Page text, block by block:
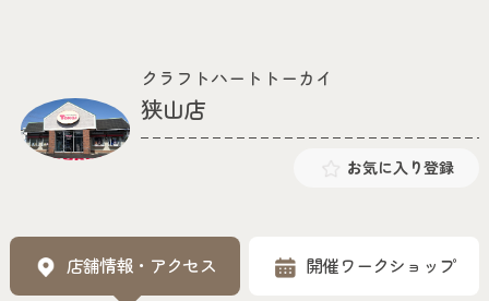
クラフトハートトーカイ
狭山店
お気に入り登録
店舗情報・アクセス 開催ワークショップ